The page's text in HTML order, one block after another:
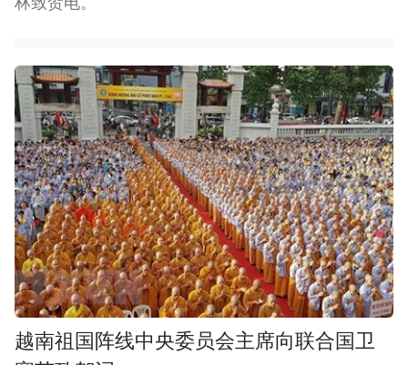
越南祖国阵线中央委员会主席向联合国卫